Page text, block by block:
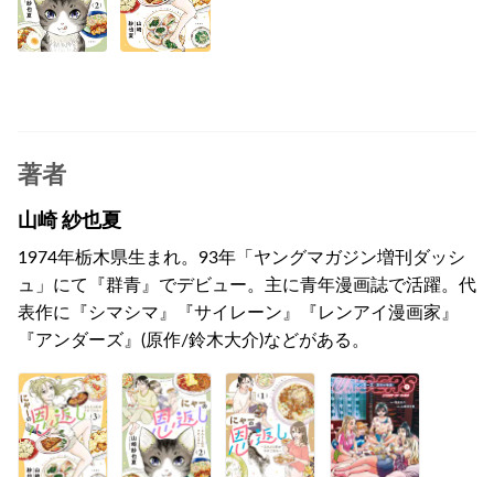
著者
山崎 紗也夏
1974年栃木県生まれ。93年「ヤングマガジン増刊ダッシ
ュ」にて『群青』でデビュー。主に青年漫画誌で活躍。代
表作に『シマシマ』『サイレーン』『レンアイ漫画家』
『アンダーズ』(原作/鈴木大介)などがある。